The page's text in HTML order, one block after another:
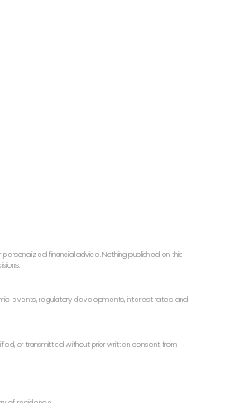
financial advice. Nothing published on this
events, regulatory developments, interest rates, and
or transmitted without prior written consent from